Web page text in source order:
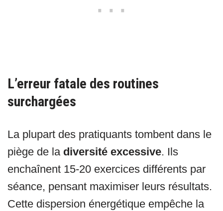
L’erreur fatale des routines
surchargées
La plupart des pratiquants tombent dans le
piège de la diversité excessive. Ils
enchaînent 15-20 exercices différents par
séance, pensant maximiser leurs résultats.
Cette dispersion énergétique empêche la